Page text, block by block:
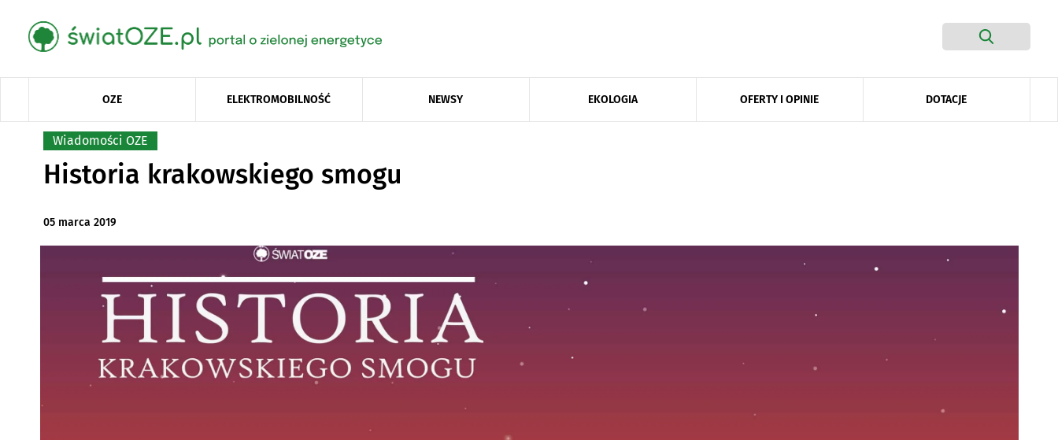
OZE ELEKTROMOBILNOŚĆ NEWSY EKOLOGIA OFERTY I OPINIE DOTACJE
Wiadomości OZE
Historia krakowskiego smogu
05 marca 2019